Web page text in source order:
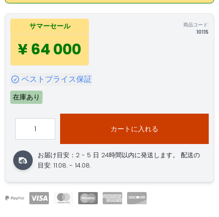
サマーセール
¥ 64 000
商品コード:
10115
ベストプライス保証
在庫あり
カートに入れる
お届け目安：2 - 5 日 24時間以内に発送します。配送の
目安: 11.08. - 14.08.